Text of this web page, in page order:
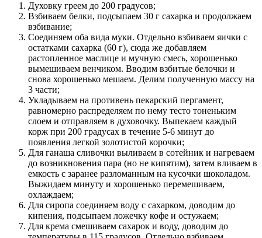
Духовку греем до 200 градусов;
Взбиваем белки, подсыпаем 30 г сахарка и продолжаем
взбивание;
Соединяем оба вида муки. Отдельно взбиваем яички с
остатками сахарка (60 г), сюда же добавляем
растопленное маслице и мучную смесь, хорошенько
вымешиваем венчиком. Вводим взбитые белочки и
снова хорошенько мешаем. Делим полученную массу на
3 части;
Укладываем на противень пекарский пергамент,
равномерно распределяем по нему тесто тоненьким
слоем и отправляем в духовочку. Выпекаем каждый
корж при 200 градусах в течение 5-6 минут до
появления легкой золотистой корочки;
Для ганаша сливочки выливаем в сотейник и нагреваем
до возникновения пара (но не кипятим), затем вливаем в
емкость с заранее разломанным на кусочки шоколадом.
Выжидаем минуту и хорошенько перемешиваем,
охлаждаем;
Для сиропа соединяем воду с сахарком, доводим до
кипения, подсыпаем ложечку кофе и остужаем;
Для крема смешиваем сахарок и воду, доводим до